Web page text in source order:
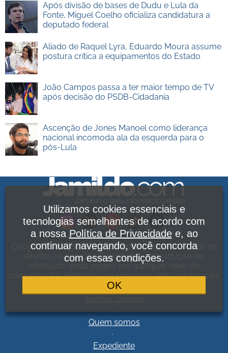
Após divisão de bases de Dudu e Lula da
Fonte, Miguel Coelho oficializa candidatura a
deputado federal
Aliado de Raquel Lyra, Eduardo Moura assume
postura crítica a equipamentos do Estado
João Campos passa a ter maior tempo de TV
após decisão do PSDB-Cidadania
Ascenção de Jones Manoel como liderança
nacional incomoda ala da esquerda para o
pós-Lula
Copyright Jamildo Melo Comunicações Ltda. Todos os
direitos reservados. É proibida a reprodução do
conteúdo desta página em qualquer meio de
comunicação, eletrônico ou impresso, sem autorização.
Política de Privacidade
Quem somos
.
Expediente
Utilizamos cookies essenciais e
tecnologias semelhantes de acordo com
a nossa Política de Privacidadee, ao
continuar navegando, você concorda
com essas condições.
OK